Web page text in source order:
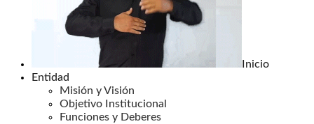
Inicio
Entidad
Misión y Visión
Objetivo Institucional
Funciones y Deberes